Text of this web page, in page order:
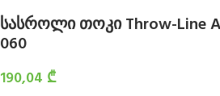
სასროლი თოკი Throw-Line
060
190,04 ₾